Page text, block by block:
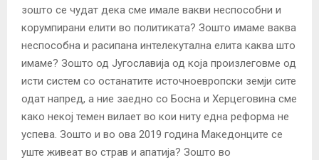
зошто се чудат дека сме имале вакви неспособни и
корумпирани елити во политиката? Зошто имаме ваква
неспособна и расипана интелекутална елита каква што
имаме? Зошто од Југославија од која произлеговме од
исти систем со останатите источноевропски земји сите
одат напред, а ние заедно со Босна и Херцеговина сме
како некој темен вилает во кои ниту една реформа не
успева. Зошто и во ова 2019 година Македонците се
уште живеат во страв и апатија? Зошто во